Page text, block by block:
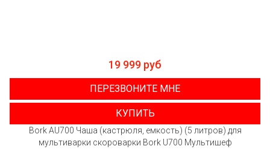
19 999 руб
ПЕРЕЗВОНИТЕ МНЕ
КУПИТЬ
Bork AU700 Чаша (кастрюля, емкость) (5 литров) для
мультиварки скороварки Bork U700 Мультишеф